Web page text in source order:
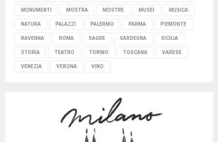
MONUMENTI MOSTRA MOSTRE MUSEI MUSICA
NATURA PALAZZI PALERMO PARMA PIEMONTE
RAVENNA ROMA SAGRE SARDEGNA SICILIA
STORIA TEATRO TORINO TOSCANA VARESE
VENEZIA VERONA VINO